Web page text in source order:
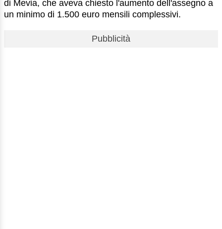
di Mevia, che aveva chiesto l'aumento dell'assegno a
un minimo di 1.500 euro mensili complessivi.
Pubblicità